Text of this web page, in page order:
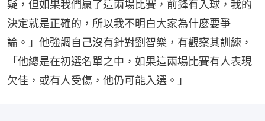
疑，但如果我們贏了這兩場比賽，前鋒有入球，我的
決定就是正確的，所以我不明白大家為什麼要爭
論。」他強調自己沒有針對劉智樂，有觀察其訓練，
「他總是在初選名單之中，如果這兩場比賽有人表現
欠佳，或有人受傷，他仍可能入選。」